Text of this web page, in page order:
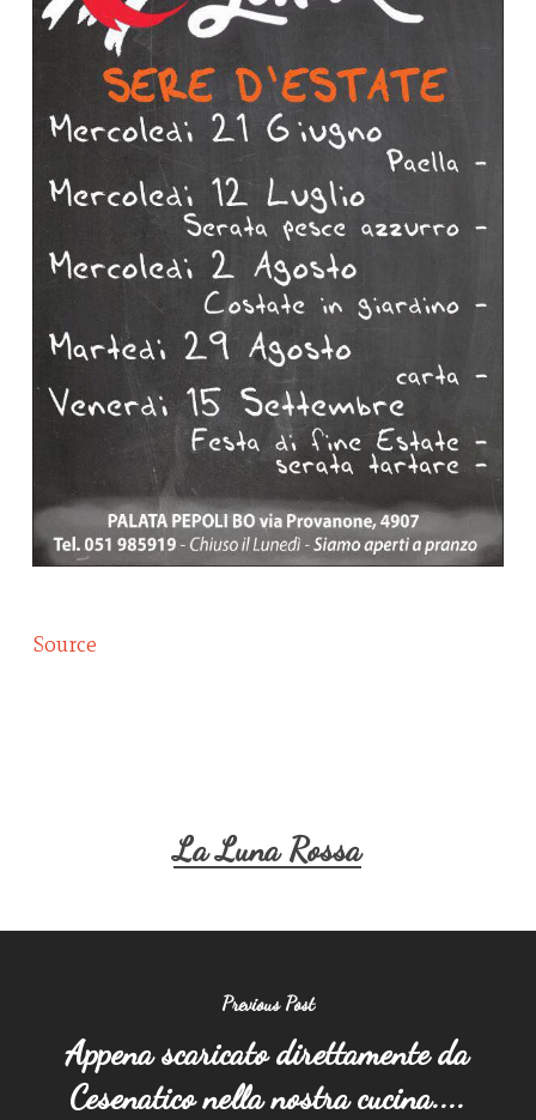
Source
La Luna Rossa
Previous Post
Appena scaricato direttamente da
Cesenatico nella nostra cucina....